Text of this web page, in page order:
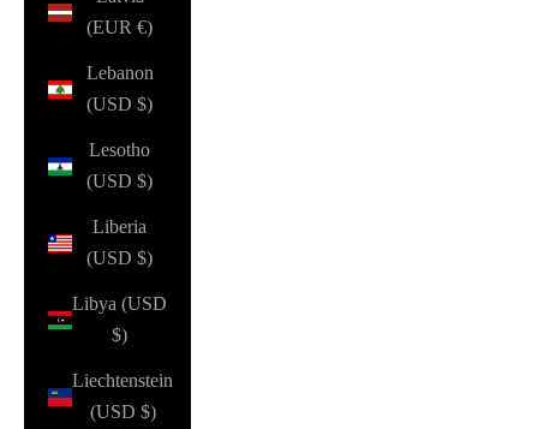
(EUR €)
Lebanon
(USD $)
Lesotho
(USD $)
Liberia
(USD $)
Libya (USD
$)
Liechtenstein
(USD $)